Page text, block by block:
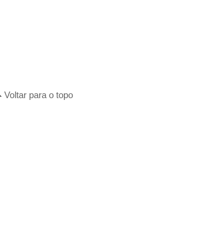
Voltar para o topo